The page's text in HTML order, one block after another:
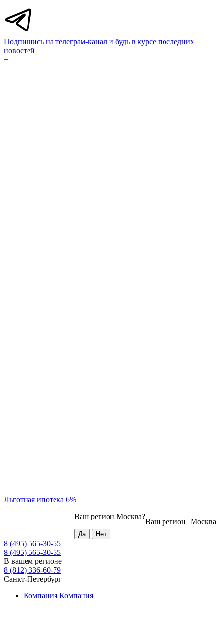
Подпишись на телеграм-канал и будь в курсе последних
новостей
+
Льготная ипотека 6%
Москва
Ваш регион
Ваш регион Москва?
8 (495) 565-30-55
8 (495) 565-30-55
В вашем регионе
8 (812) 336-60-79
Санкт-Петербург
Компания Компания